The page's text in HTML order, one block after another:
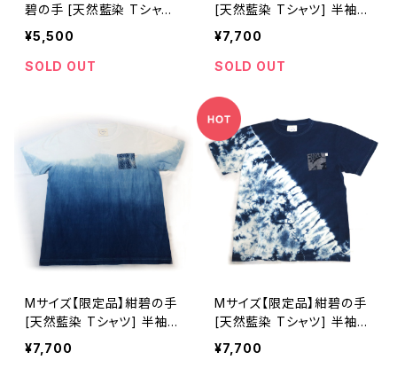
碧の手 [天然藍染 Tシャツ]
子ども用 ※職人手染め
¥5,500
SOLD OUT
[天然藍染 Tシャツ] 半袖
全体染め※職人手染め
¥7,700
SOLD OUT
Mサイズ【限定品】紺碧の手
[天然藍染 Tシャツ] 半袖
グラデーション※職人手染
¥7,700
Mサイズ【限定品】紺碧の手
[天然藍染 Tシャツ] 半袖
片側絞り染め(肩から裾) ※
職人手染め
¥7,700